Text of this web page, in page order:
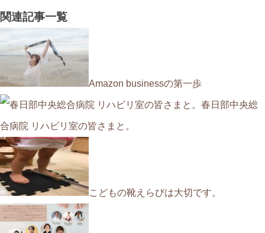
関連記事一覧
Amazon businessの第一歩
春日部中央総
合病院 リハビリ室の皆さまと。
こどもの靴えらびは大切です。